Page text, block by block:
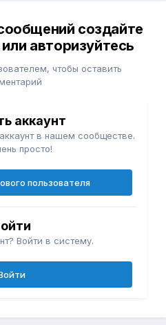
создайте
авторизуйтесь
чтобы оставить
аккаунт
в нашем сообществе.
просто!
пользователя
Войти в систему.